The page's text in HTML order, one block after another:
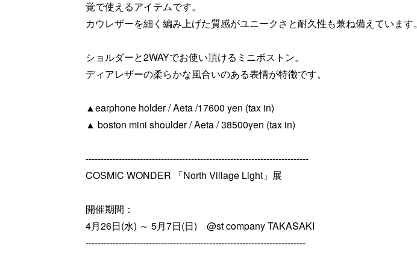
覚で使えるアイテムです。
カウレザーを細く編み上げた質感がユニークさと耐久性も兼ね備えています。
ショルダーと2WAYでお使い頂けるミニボストン。
ディアレザーの柔らかな風合いのある表情が特徴です。
▲earphone holder / Aeta /17600 yen (tax in)
▲ boston mini shoulder / Aeta / 38500yen (tax in)
--------------------------------------------------------------------------
COSMIC WONDER 「North Village Light」展
開催期間：
4月26日(水) ～ 5月7日(日) @st company TAKASAKI
-------------------------------------------------------------------------